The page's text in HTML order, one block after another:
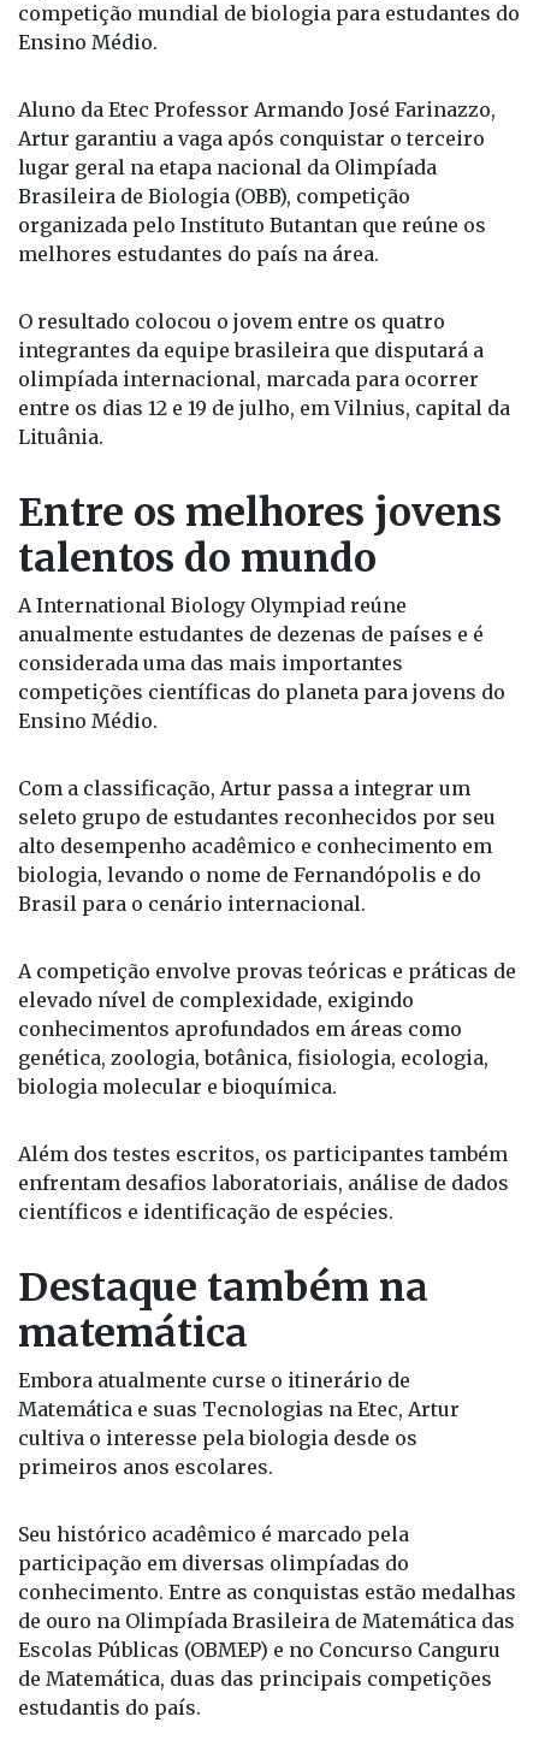
competição mundial de biologia para estudantes do
Ensino Médio.
Aluno da Etec Professor Armando José Farinazzo,
Artur garantiu a vaga após conquistar o terceiro
lugar geral na etapa nacional da Olimpíada
Brasileira de Biologia (OBB), competição
organizada pelo Instituto Butantan que reúne os
melhores estudantes do país na área.
O resultado colocou o jovem entre os quatro
integrantes da equipe brasileira que disputará a
olimpíada internacional, marcada para ocorrer
entre os dias 12 e 19 de julho, em Vilnius, capital da
Lituânia.
Entre os melhores jovens
talentos do mundo
A International Biology Olympiad reúne
anualmente estudantes de dezenas de países e é
considerada uma das mais importantes
competições científicas do planeta para jovens do
Ensino Médio.
Com a classificação, Artur passa a integrar um
seleto grupo de estudantes reconhecidos por seu
alto desempenho acadêmico e conhecimento em
biologia, levando o nome de Fernandópolis e do
Brasil para o cenário internacional.
A competição envolve provas teóricas e práticas de
elevado nível de complexidade, exigindo
conhecimentos aprofundados em áreas como
genética, zoologia, botânica, fisiologia, ecologia,
biologia molecular e bioquímica.
Além dos testes escritos, os participantes também
enfrentam desafios laboratoriais, análise de dados
científicos e identificação de espécies.
Destaque também na
matemática
Embora atualmente curse o itinerário de
Matemática e suas Tecnologias na Etec, Artur
cultiva o interesse pela biologia desde os
primeiros anos escolares.
Seu histórico acadêmico é marcado pela
participação em diversas olimpíadas do
conhecimento. Entre as conquistas estão medalhas
de ouro na Olimpíada Brasileira de Matemática das
Escolas Públicas (OBMEP) e no Concurso Canguru
de Matemática, duas das principais competições
estudantis do país.